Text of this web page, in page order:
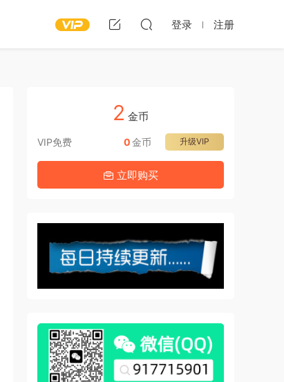
登录 注册
2 金币
VIP免费 升级VIP
0金币
立即购买